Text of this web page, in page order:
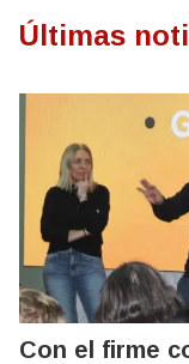
Últimas
Con el firme